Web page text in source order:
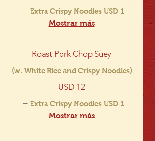
Extra Crispy Noodles USD 1
Mostrar más
Roast Pork Chop Suey
(w. White Rice and Crispy Noodles)
USD 12
Extra Crispy Noodles USD 1
Mostrar más